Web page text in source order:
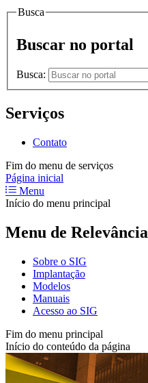
Busca
Buscar no portal
Busca:
Serviços
Contato
Fim do menu de serviços
Página inicial
Menu
Início do menu principal
Menu de Relevância
Sobre o SIG
Implantação
Modelos
Manuais
Acesso ao SIG
Fim do menu principal
Início do conteúdo da página